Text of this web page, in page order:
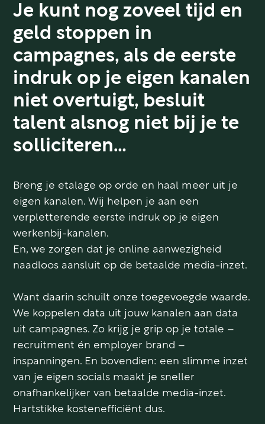
Je kunt nog zoveel tijd en
geld stoppen in
campagnes, als de eerste
indruk op je eigen kanalen
niet overtuigt, besluit
talent alsnog niet bij je te
solliciteren…
Breng je etalage op orde en haal meer uit je
eigen kanalen. Wij helpen je aan een
verpletterende eerste indruk op je eigen
werkenbij-kanalen.
En, we zorgen dat je online aanwezigheid
naadloos aansluit op de betaalde media-inzet.
Want daarin schuilt onze toegevoegde waarde.
We koppelen data uit jouw kanalen aan data
uit campagnes. Zo krijg je grip op je totale –
recruitment én employer brand –
inspanningen. En bovendien: een slimme inzet
van je eigen socials maakt je sneller
onafhankelijker van betaalde media-inzet.
Hartstikke kostenefficiënt dus.